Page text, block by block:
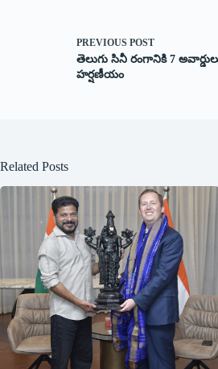
PREVIOUS POST
తెలుగు సినీ రంగానికి 7
హర్షణీయం
Related Posts